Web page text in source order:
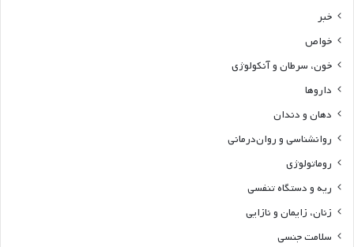
خبر
خواص
خون، سرطان و آنکولوژی
داروها
دهان و دندان
روانشناسی و روان‌درمانی
روماتولوژی
ریه و دستگاه تنفسی
زنان، زایمان و نازایی
سلامت جنسی